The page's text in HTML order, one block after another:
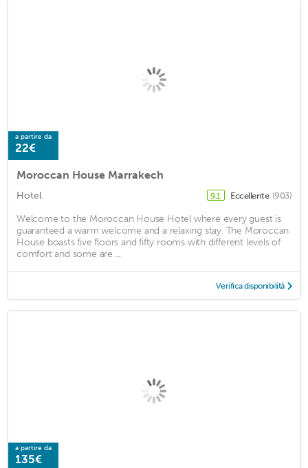
a partire da
22€
Moroccan House Marrakech
Hotel 9,1 Eccellente (903)
Welcome to the Moroccan House Hotel where every guest is
guaranteed a warm welcome and a relaxing stay. The Moroccan
House boasts five floors and fifty rooms with different levels of
comfort and some are ...
Verifica disponibilità
a partire da
135€